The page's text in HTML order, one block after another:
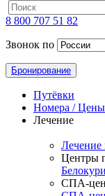
8 800 707 51 82
Звонок по
Бронирование
Путёвки
Номера / Цены
Лечение
Лечение
Центры
СПА-